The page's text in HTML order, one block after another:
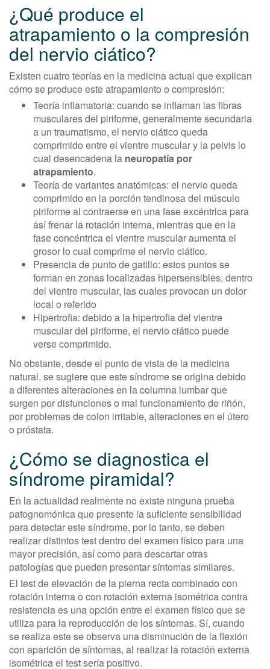
¿Qué produce el
atrapamiento o la compresión
del nervio ciático?
Existen cuatro teorías en la medicina actual que explican
cómo se produce este atrapamiento o compresión:
Teoría inflamatoria: cuando se inflaman las fibras
musculares del piriforme, generalmente secundaria
a un traumatismo, el nervio ciático queda
comprimido entre el vientre muscular y la pelvis lo
cual desencadena la neuropatía por
atrapamiento.
Teoría de variantes anatómicas: el nervio queda
comprimido en la porción tendinosa del músculo
piriforme al contraerse en una fase excéntrica para
así frenar la rotación interna, mientras que en la
fase concéntrica el vientre muscular aumenta el
grosor lo cual comprime el nervio ciático.
Presencia de punto de gatillo: estos puntos se
forman en zonas localizadas hipersensibles, dentro
del vientre muscular, las cuales provocan un dolor
local o referido
Hipertrofia: debido a la hipertrofia del vientre
muscular del piriforme, el nervio ciático puede
verse comprimido.
No obstante, desde el punto de vista de la medicina
natural, se sugiere que este síndrome se origina debido
a diferentes alteraciones en la columna lumbar que
surgen por disfunciones o mal funcionamiento de riñón,
por problemas de colon irritable, alteraciones en el útero
o próstata.
¿Cómo se diagnostica el
síndrome piramidal?
En la actualidad realmente no existe ninguna prueba
patognomónica que presente la suficiente sensibilidad
para detectar este síndrome, por lo tanto, se deben
realizar distintos test dentro del examen físico para una
mayor precisión, así como para descartar otras
patologías que pueden presentar síntomas similares.
El test de elevación de la pierna recta combinado con
rotación interna o con rotación externa isométrica contra
resistencia es una opción entre el examen físico que se
utiliza para la reproducción de los síntomas. Sí, cuando
se realiza este se observa una disminución de la flexión
con aparición de síntomas, al realizar la rotación externa
isométrica el test sería positivo.